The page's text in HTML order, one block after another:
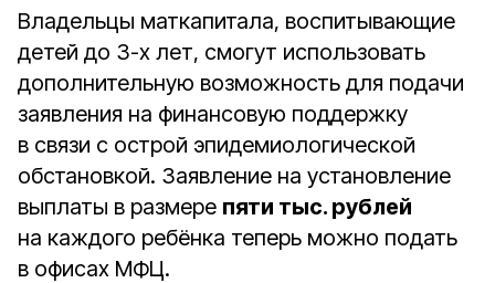
Владельцы маткапитала, воспитывающие
детей до 3-х лет, смогут использовать
дополнительную возможность для подачи
заявления на финансовую поддержку
в связи с острой эпидемиологической
обстановкой. Заявление на установление
выплаты в размере пяти тыс. рублей
на каждого ребёнка теперь можно подать
в офисах МФЦ.